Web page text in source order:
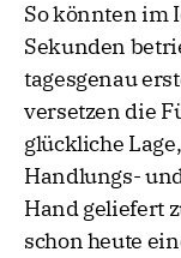
So könnten im
Sekunden
tagesgenau
versetzen die
glückliche
Handlungs-
Hand geliefert
schon heute